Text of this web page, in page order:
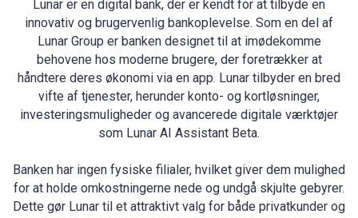
Lunar er en digital bank, der er kendt for at tilbyde en
innovativ og brugervenlig bankoplevelse. Som en del af
Lunar Group er banken designet til at imødekomme
behovene hos moderne brugere, der foretrækker at
håndtere deres økonomi via en app. Lunar tilbyder en bred
vifte af tjenester, herunder konto- og kortløsninger,
investeringsmuligheder og avancerede digitale værktøjer
som Lunar AI Assistant Beta.
Banken har ingen fysiske filialer, hvilket giver dem mulighed
for at holde omkostningerne nede og undgå skjulte gebyrer.
Dette gør Lunar til et attraktivt valg for både privatkunder og